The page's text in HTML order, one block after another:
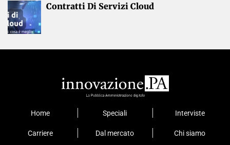
Contratti Di Servizi Cloud
Home Speciali Interviste
Carriere Dal mercato Chi siamo